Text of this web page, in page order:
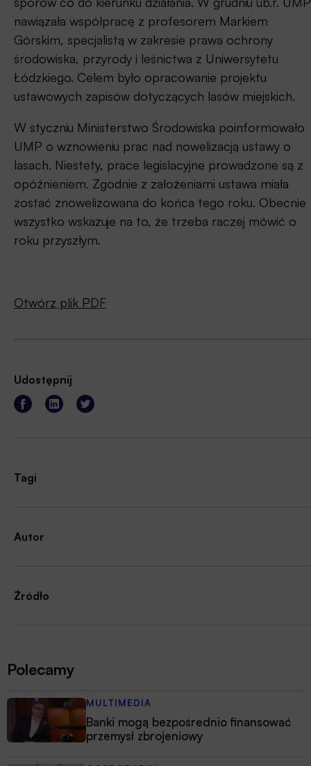
nawiązała współpracę z profesorem Markiem
Górskim, specjalistą w zakresie prawa ochrony
środowiska, przyrody i leśnictwa z Uniwersytetu
Łódzkiego. Celem było opracowanie projektu
ustawowych zapisów dotyczących lasów miejskich.
W styczniu Ministerstwo Środowiska poinformowało
UMP o wznowieniu prac nad nowelizacją ustawy o
lasach. Niestety, prace legislacyjne prowadzone są z
opóźnieniem. Zgodnie z założeniami ustawa miała
zostać znowelizowana do końca tego roku. Obecnie
wszystko wskazuje na to, że trzeba raczej mówić o
roku przyszłym.
Otwórz plik PDF
Udostępnij
Tagi
Autor
Źródło
Polecamy
MULTIMEDIA
Banki mogą bezpośrednio finansować
przemysł zbrojeniowy